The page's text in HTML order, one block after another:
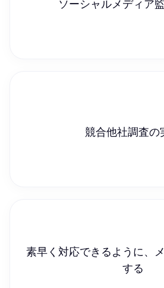
ソーシャルメディア
競合他社調査の
素早く対応できるように、
する